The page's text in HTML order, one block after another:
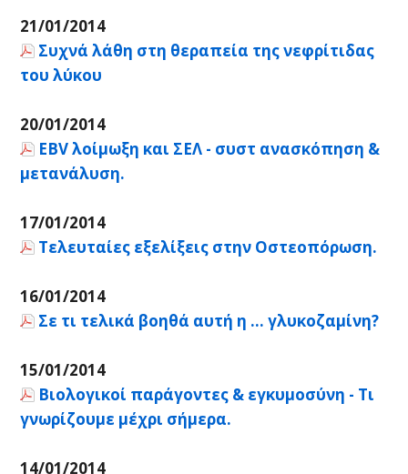
21/01/2014
Συχνά λάθη στη θεραπεία της νεφρίτιδας
του λύκου
20/01/2014
EBV λοίμωξη και ΣΕΛ - συστ ανασκόπηση &
μετανάλυση.
17/01/2014
Τελευταίες εξελίξεις στην Οστεοπόρωση.
16/01/2014
Σε τι τελικά βοηθά αυτή η ... γλυκοζαμίνη?
15/01/2014
Βιολογικοί παράγοντες & εγκυμοσύνη - Τι
γνωρίζουμε μέχρι σήμερα.
14/01/2014